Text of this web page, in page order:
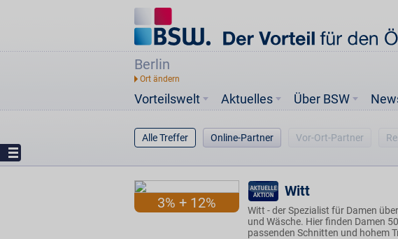
Berlin
Vorteilswelt Aktuelles Über BSW
Alle Treffer Online-Partner Vor-Ort-Partner
3% + 12%
Witt
Witt - der Spezialist für Damen
und Wäsche. Hier finden Damen
passenden Schnitten und hohem